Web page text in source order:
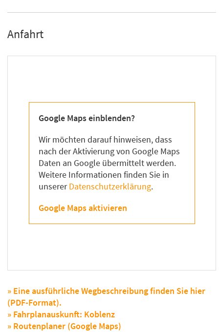
Anfahrt
Google Maps einblenden?
Wir möchten darauf hinweisen, dass
nach der Aktivierung von Google Maps
Daten an Google übermittelt werden.
Weitere Informationen finden Sie in
unsererDatenschutzerklärung.
Google Maps aktivieren
» Eine ausführliche Wegbeschreibung finden Sie hier
(PDF-Format).
» Fahrplanauskunft: Koblenz
» Routenplaner (Google Maps)